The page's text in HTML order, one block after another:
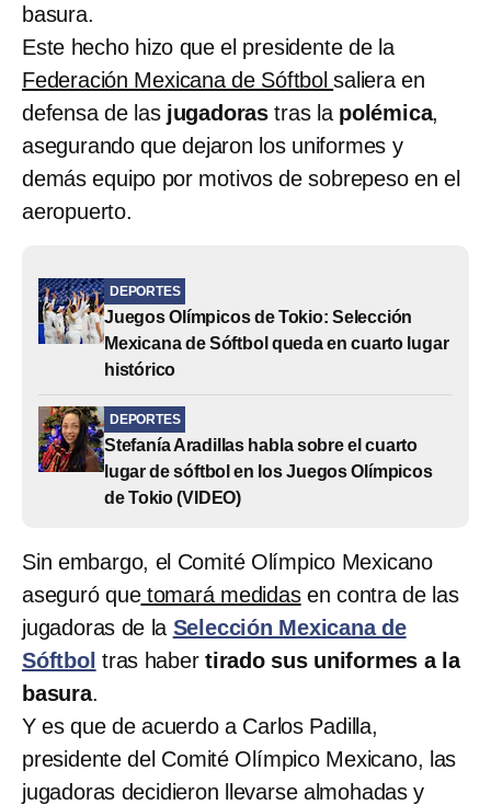
basura.
Este hecho hizo que el presidente de la
Federación Mexicana de Sóftbolsaliera en
defensa de las jugadoras tras la polémica,
asegurando que dejaron los uniformes y
demás equipo por motivos de sobrepeso en el
aeropuerto.
DEPORTES
Juegos Olímpicos de Tokio: Selección
Mexicana de Sóftbol queda en cuarto lugar
histórico
DEPORTES
Stefanía Aradillas habla sobre el cuarto
lugar de sóftbol en los Juegos Olímpicos
de Tokio (VIDEO)
Sin embargo, el Comité Olímpico Mexicano
aseguró quetomará medidasen contra de las
jugadoras de la Selección Mexicana de
Sóftbol tras habertirado sus uniformes a la
basura.
Y es que de acuerdo a Carlos Padilla,
presidente del Comité Olímpico Mexicano, las
jugadoras decidieron llevarse almohadas y